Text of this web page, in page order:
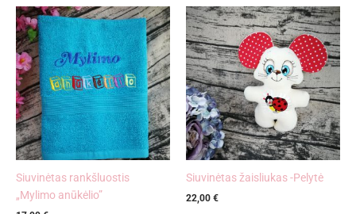
Siuvinėtas rankšluostis
„Mylimo anūkėlio”
Siuvinėtas žaisliukas -Pelytė
22,00 €